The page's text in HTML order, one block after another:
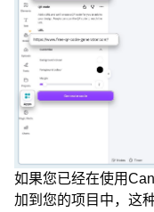
如果您已经在使用
加到您的项目中，这